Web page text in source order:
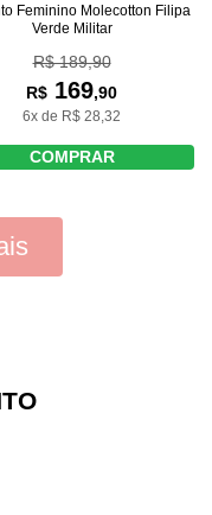
Feminino Molecotton Filipa
Verde Militar
R$ 189,90
R$ 169,90
6x de R$ 28,32
COMPRAR